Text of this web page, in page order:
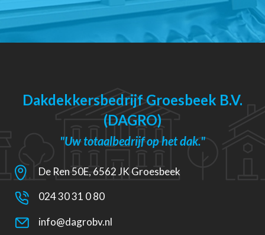
Dakdekkersbedrijf Groesbeek B.V.
(DAGRO)
"Uw totaalbedrijf op het dak."
De Ren 50E, 6562 JK Groesbeek
024 30 31 0 80
info@dagrobv.nl